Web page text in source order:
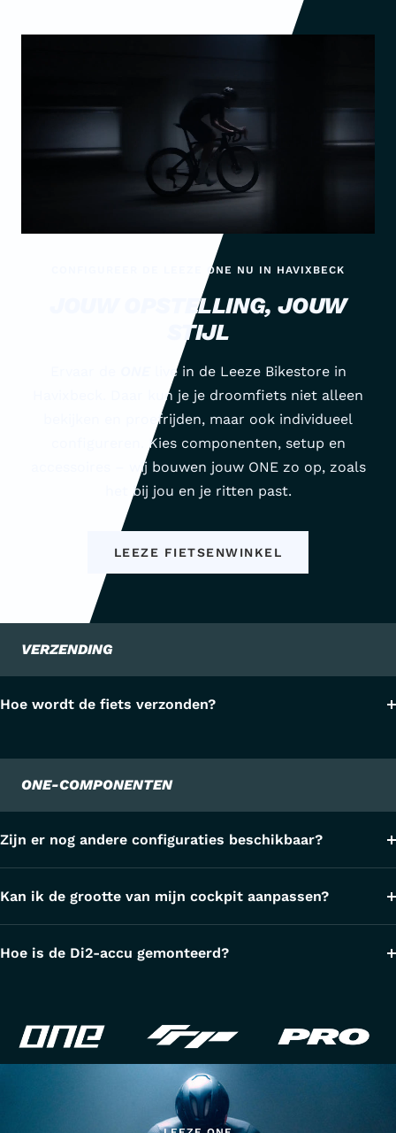
CONFIGUREER DE LEEZE ONE NU IN HAVIXBECK
JOUW OPSTELLING, JOUW
STIJL
live in de Leeze Bikestore in
Havixbeck. Daar kun je je droomfiets niet alleen
bekijken en proefrijden, maar ook individueel
configureren. Kies componenten, setup en
accessoires – wij bouwen jouw ONE zo op, zoals
het bij jou en je ritten past.
LEEZE FIETSENWINKEL
VERZENDING
Hoe wordt de fiets verzonden?
ONE-COMPONENTEN
Zijn er nog andere configuraties beschikbaar?
Kan ik de grootte van mijn cockpit aanpassen?
Hoe is de Di2-accu gemonteerd?